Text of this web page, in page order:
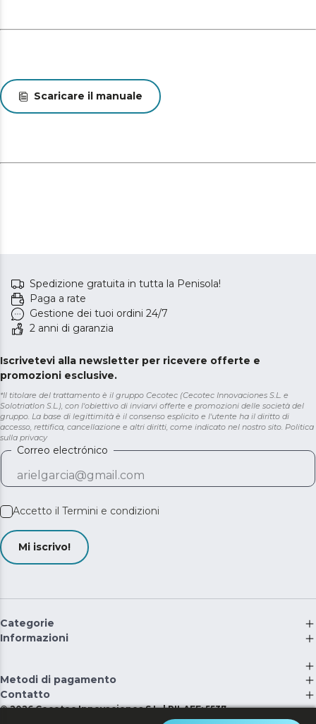
Scaricare il manuale
Spedizione gratuita in tutta la Penisola!
Paga a rate
Gestione dei tuoi ordini 24/7
2 anni di garanzia
Iscrivetevi alla newsletter per ricevere offerte e
promozioni esclusive.
*Il titolare del trattamento è il gruppo Cecotec (Cecotec Innovaciones S.L. e
Solotriatlon S.L.), con l'obiettivo di inviarvi offerte e promozioni delle società del
gruppo. La base di legittimità è il consenso esplicito e l'utente ha il diritto di
accesso, rettifica, cancellazione e altri diritti, come indicato nel nostro sito. Politica
sulla privacy
Correo electrónico
Accetto il Termini e condizioni
Mi iscrivo!
Categorie
Informazioni
Metodi di pagamento
Contatto
©2026 Cecotec Innovaciones S.L. | RII-AEE: 5537